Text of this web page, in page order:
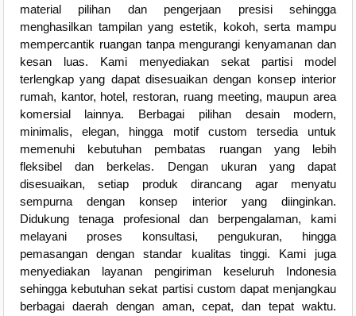
material pilihan dan pengerjaan presisi sehingga
menghasilkan tampilan yang estetik, kokoh, serta mampu
mempercantik ruangan tanpa mengurangi kenyamanan dan
kesan luas. Kami menyediakan sekat partisi model
terlengkap yang dapat disesuaikan dengan konsep interior
rumah, kantor, hotel, restoran, ruang meeting, maupun area
komersial lainnya. Berbagai pilihan desain modern,
minimalis, elegan, hingga motif custom tersedia untuk
memenuhi kebutuhan pembatas ruangan yang lebih
fleksibel dan berkelas. Dengan ukuran yang dapat
disesuaikan, setiap produk dirancang agar menyatu
sempurna dengan konsep interior yang diinginkan.
Didukung tenaga profesional dan berpengalaman, kami
melayani proses konsultasi, pengukuran, hingga
pemasangan dengan standar kualitas tinggi. Kami juga
menyediakan layanan pengiriman keseluruh Indonesia
sehingga kebutuhan sekat partisi custom dapat menjangkau
berbagai daerah dengan aman, cepat, dan tepat waktu.